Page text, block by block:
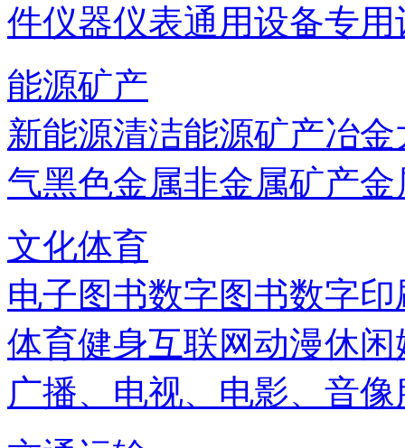
件仪器仪表通用设备专用
能源矿产
新能源清洁能源矿产冶金
气黑色金属非金属矿产金
文化体育
电子图书数字图书数字印
体育健身互联网动漫休闲
广播、电视、电影、音像